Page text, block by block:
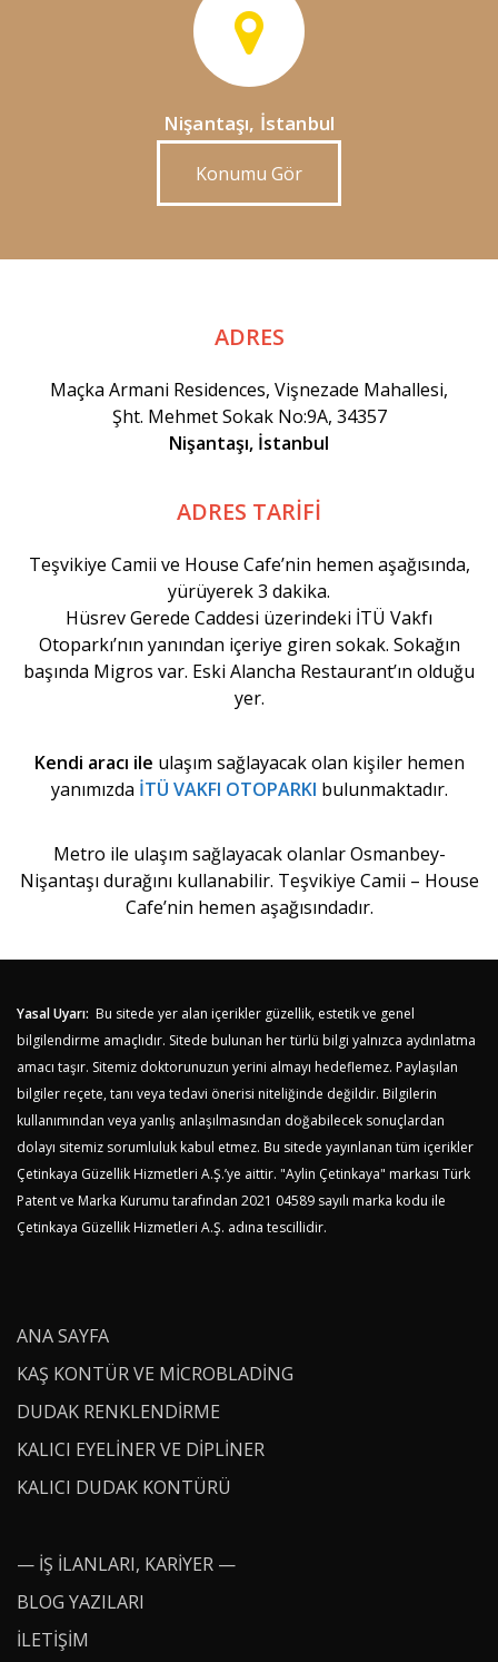
Nişantaşı, İstanbul
Konumu Gör
ADRES
Maçka Armani Residences, Vişnezade Mahallesi,
Şht. Mehmet Sokak No:9A, 34357
Nişantaşı, İstanbul
ADRES TARİFİ
Teşvikiye Camii ve House Cafe’nin hemen aşağısında,
yürüyerek 3 dakika.
Hüsrev Gerede Caddesi üzerindeki İTÜ Vakfı
Otoparkı’nın yanından içeriye giren sokak. Sokağın
başında Migros var. Eski Alancha Restaurant’ın olduğu
yer.
Kendi aracı ile ulaşım sağlayacak olan kişiler hemen
yanımızda İTÜ VAKFI OTOPARKI bulunmaktadır.
Metro ile ulaşım sağlayacak olanlar Osmanbey-
Nişantaşı durağını kullanabilir. Teşvikiye Camii – House
Cafe’nin hemen aşağısındadır.
Yasal Uyarı: Bu sitede yer alan içerikler güzellik, estetik ve genel
bilgilendirme amaçlıdır. Sitede bulunan her türlü bilgi yalnızca aydınlatma
amacı taşır. Sitemiz doktorunuzun yerini almayı hedeflemez. Paylaşılan
bilgiler reçete, tanı veya tedavi önerisi niteliğinde değildir. Bilgilerin
kullanımından veya yanlış anlaşılmasından doğabilecek sonuçlardan
dolayı sitemiz sorumluluk kabul etmez. Bu sitede yayınlanan tüm içerikler
Çetinkaya Güzellik Hizmetleri A.Ş.’ye aittir. "Aylin Çetinkaya" markası Türk
Patent ve Marka Kurumu tarafından 2021 04589 sayılı marka kodu ile
Çetinkaya Güzellik Hizmetleri A.Ş. adına tescillidir.
ANA SAYFA
KAŞ KONTÜR VE MICROBLADING
DUDAK RENKLENDIRME
KALICI EYELINER VE DIPLINER
KALICI DUDAK KONTÜRÜ
— İŞ İLANLARI, KARIYER —
BLOG YAZILARI
İLETİŞİM